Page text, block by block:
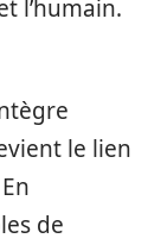
l’humain.
le lien
de